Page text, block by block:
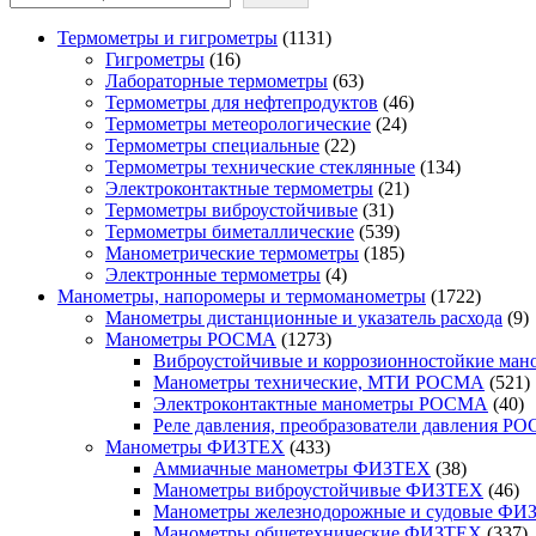
Термометры и гигрометры 11311131
Гигрометры 1616
товаров
Лабораторные термометры 6363
товара
Термометры для нефтепродуктов 4646
Термометры метеорологические 2424
Термометры специальные 2222
товара
Термометры технические стеклянные 134134
Электроконтактные термометры 2121
Термометры виброустойчивые 3131
товар
Термометры биметаллические 539539
товаров
Манометрические термометры 185185
Электронные термометры 44
товара
Манометры, напоромеры и термоманометры 17221722
товара
Манометры дистанционные и указатель расхода 99
Манометры РОСМА 12731273
товара
Виброустойчивые и коррозионностойкие
Манометры технические, МТИ РОСМА 521
Электроконтактные манометры РОСМА 4040
Реле давления, преобразователи давления
Манометры ФИЗТЕХ 433433
товара
Аммиачные манометры ФИЗТЕХ 3838
товаров
Манометры виброустойчивые ФИЗТЕХ 4646
Манометры железнодорожные и судовые